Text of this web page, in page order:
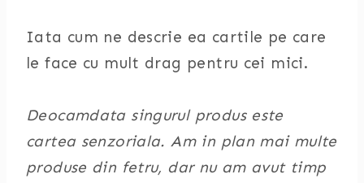
Iata cum ne descrie ea cartile pe care
le face cu mult drag pentru cei mici.
Deocamdata singurul produs este
cartea senzoriala. Am in plan mai multe
produse din fetru, dar nu am avut timp